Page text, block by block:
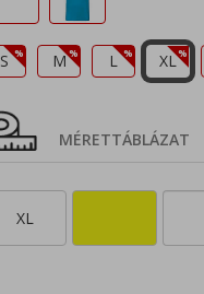
S M L XL
MÉRETTÁBLÁZAT
XL